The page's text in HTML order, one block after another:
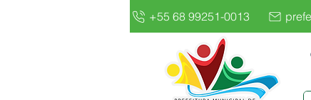
+55 68 99251-0013